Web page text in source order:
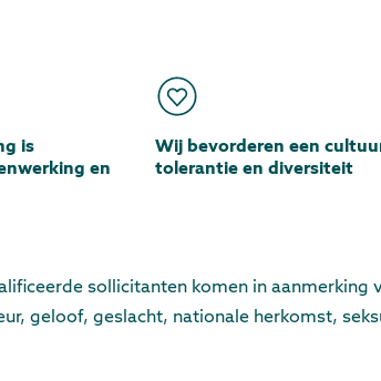
is
en
Wij bevorderen een
tolerantie en diversiteit
sollicitanten komen in aanmerking
geloof, geslacht, nationale herkomst,